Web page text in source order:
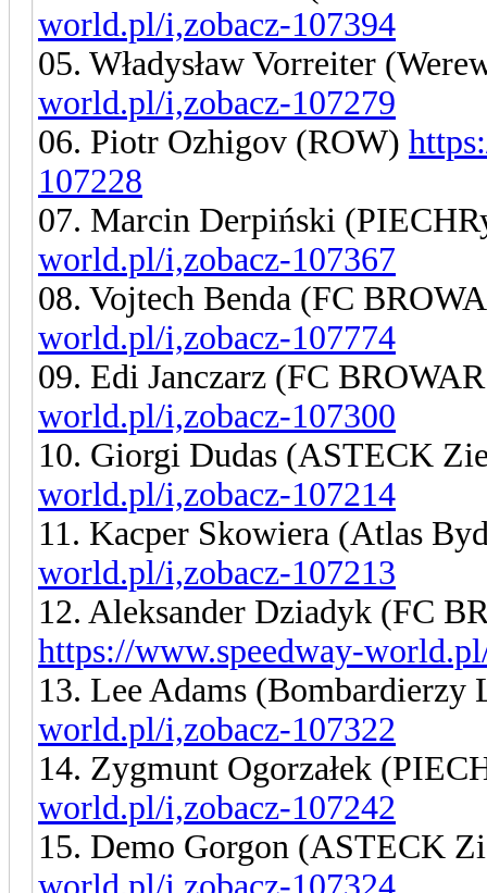
world.pl/i,zobacz-107394
05. Władysław Vorreiter
world.pl/i,zobacz-107279
06. Piotr Ozhigov (ROW)
107228
07. Marcin Derpiński
world.pl/i,zobacz-107367
08. Vojtech Benda (FC
world.pl/i,zobacz-107774
09. Edi Janczarz (FC
world.pl/i,zobacz-107300
10. Giorgi Dudas (ASTECK
world.pl/i,zobacz-107214
11. Kacper Skowiera (Atlas
world.pl/i,zobacz-107213
12. Aleksander Dziadyk (FC
https://www.speedway-
13. Lee Adams (Bombardierzy
world.pl/i,zobacz-107322
14. Zygmunt Ogorzałek
world.pl/i,zobacz-107242
15. Demo Gorgon (ASTECK